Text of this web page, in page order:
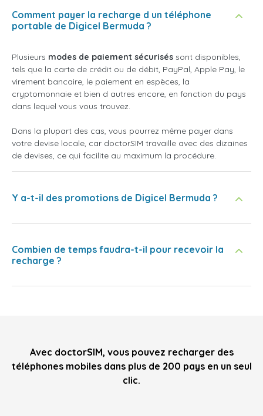
Comment payer la recharge d un téléphone
portable de Digicel Bermuda ?
Plusieurs modes de paiement sécurisés sont disponibles,
tels que la carte de crédit ou de débit, PayPal, Apple Pay, le
virement bancaire, le paiement en espèces, la
cryptomonnaie et bien d autres encore, en fonction du pays
dans lequel vous vous trouvez.
Dans la plupart des cas, vous pourrez même payer dans
votre devise locale, car doctorSIM travaille avec des dizaines
de devises, ce qui facilite au maximum la procédure.
Y a-t-il des promotions de Digicel Bermuda ?
Combien de temps faudra-t-il pour recevoir la
recharge ?
Avec doctorSIM, vous pouvez recharger des
téléphones mobiles dans plus de 200 pays en un seul
clic.